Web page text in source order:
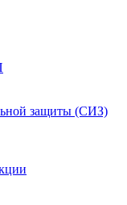
защиты (СИЗ)